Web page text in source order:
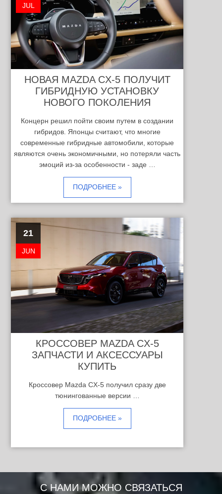
JUL
НОВАЯ MAZDA CX-5 ПОЛУЧИТ
ГИБРИДНУЮ УСТАНОВКУ
НОВОГО ПОКОЛЕНИЯ
Концерн решил пойти своим путем в создании
гибридов. Японцы считают, что многие
современные гибридные автомобили, которые
являются очень экономичными, но потеряли часть
эмоций из-за особенности - заде …
ПОДРОБНЕЕ »
21
JUN
КРОССОВЕР MAZDA CX-5
ЗАПЧАСТИ И АКСЕССУАРЫ
КУПИТЬ
Кроссовер Mazda CX-5 получил сразу две
тюнингованные версии …
ПОДРОБНЕЕ »
С НАМИ МОЖНО СВЯЗАТЬСЯ